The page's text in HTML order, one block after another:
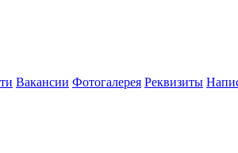
Вакансии Фотогалерея Реквизиты